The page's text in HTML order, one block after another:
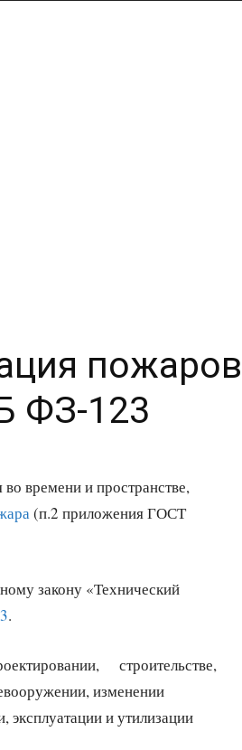
пожаров
ФЗ-123
времени и пространстве,
(п.2 приложения ГОСТ
закону «Технический
.
строительстве,
изменении
эксплуатации и утилизации